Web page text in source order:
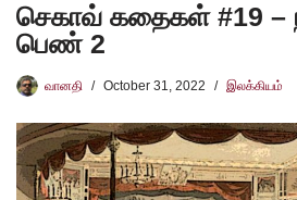
செகாவ் கதைகள் #19 –
பெண் 2
வானதி October 31, 2022 இலக்கியம்